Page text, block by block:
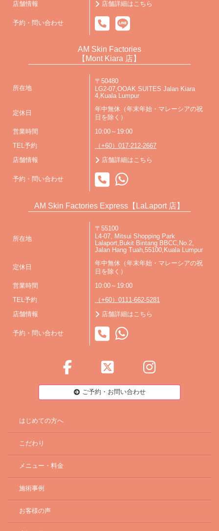
店舗情報 店舗詳細はこちら
予約・問い合わせ
AM Skin Factories
【Mont Kiara 店】
所在地
〒50480
LG2-07,OOAK SUITES Jalan Kiara
4,Kuala Lumpur
定休日
年中無休（年末年始・マレーシアの祝
日を除く）
営業時間 10:00～19:00
TEL予約 （+60）017-212-2667
店舗情報 店舗詳細はこちら
予約・問い合わせ
AM Skin Factories Express【LaLaport 店】
所在地
〒55100
L4-07, Mitsui Shopping Park
Lalaport,Bukit Bintang BBCC,No.2,
Jalan Hang Tuah,55100,Kuala Lumpur
定休日
年中無休（年末年始・マレーシアの祝
日を除く）
営業時間 10:00～19:00
TEL予約 （+60）0111-662-5281
店舗情報 店舗詳細はこちら
予約・問い合わせ
ご予約・お問い合わせ
はじめての方へ
こだわり
メニュー・料金
施術事例
お客様の声